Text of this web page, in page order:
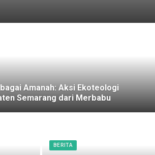
Amanah: Aksi Ekoteologi
Semarang dari Merbabu
BERITA